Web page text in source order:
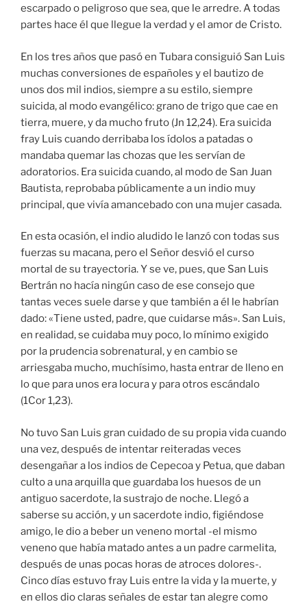
escarpado o peligroso que sea, que le arredre. A todas
partes hace él que llegue la verdad y el amor de Cristo.
En los tres años que pasó en Tubara consiguió San Luis
muchas conversiones de españoles y el bautizo de
unos dos mil indios, siempre a su estilo, siempre
suicida, al modo evangélico: grano de trigo que cae en
tierra, muere, y da mucho fruto (Jn 12,24). Era suicida
fray Luis cuando derribaba los ídolos a patadas o
mandaba quemar las chozas que les servían de
adoratorios. Era suicida cuando, al modo de San Juan
Bautista, reprobaba públicamente a un indio muy
principal, que vivía amancebado con una mujer casada.
En esta ocasión, el indio aludido le lanzó con todas sus
fuerzas su macana, pero el Señor desvió el curso
mortal de su trayectoria. Y se ve, pues, que San Luis
Bertrán no hacía ningún caso de ese consejo que
tantas veces suele darse y que también a él le habrían
dado: «Tiene usted, padre, que cuidarse más». San Luis,
en realidad, se cuidaba muy poco, lo mínimo exigido
por la prudencia sobrenatural, y en cambio se
arriesgaba mucho, muchísimo, hasta entrar de lleno en
lo que para unos era locura y para otros escándalo
(1Cor 1,23).
No tuvo San Luis gran cuidado de su propia vida cuando
una vez, después de intentar reiteradas veces
desengañar a los indios de Cepecoa y Petua, que daban
culto a una arquilla que guardaba los huesos de un
antiguo sacerdote, la sustrajo de noche. Llegó a
saberse su acción, y un sacerdote indio, figiéndose
amigo, le dio a beber un veneno mortal -el mismo
veneno que había matado antes a un padre carmelita,
después de unas pocas horas de atroces dolores-.
Cinco días estuvo fray Luis entre la vida y la muerte, y
en ellos dio claras señales de estar tan alegre como